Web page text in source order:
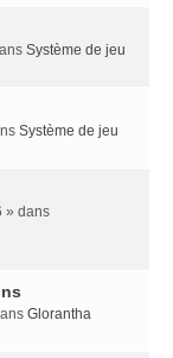
Système de jeu
Système de jeu
» dans
Glorantha